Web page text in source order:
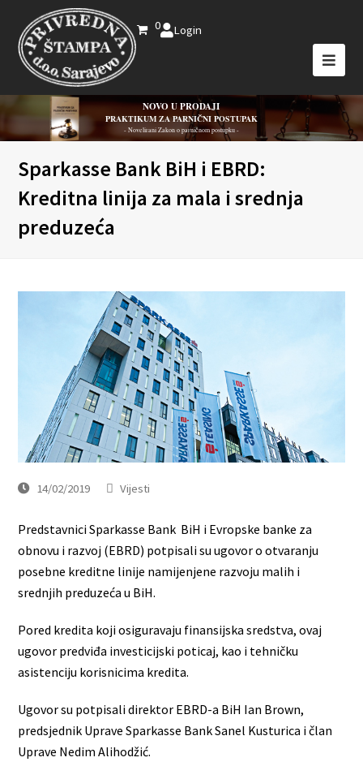
0 Login
NOVO U PRODAJI
PRAKTIKUM ZA PARNIČNI POSTUPAK
- Novelirani Zakon o parničnom postupku -
Sparkasse Bank BiH i EBRD:
Kreditna linija za mala i srednja
preduzeća
14/02/2019 Vijesti
Predstavnici Sparkasse Bank BiH i Evropske banke za
obnovu i razvoj (EBRD) potpisali su ugovor o otvaranju
posebne kreditne linije namijenjene razvoju malih i
srednjih preduzeća u BiH.
Pored kredita koji osiguravaju finansijska sredstva, ovaj
ugovor predviđa investicijski poticaj, kao i tehničku
asistenciju korisnicima kredita.
Ugovor su potpisali direktor EBRD-a BiH Ian Brown,
predsjednik Uprave Sparkasse Bank Sanel Kusturica i član
Uprave Nedim Alihodžić.